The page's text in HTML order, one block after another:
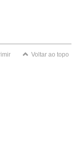
Voltar ao topo